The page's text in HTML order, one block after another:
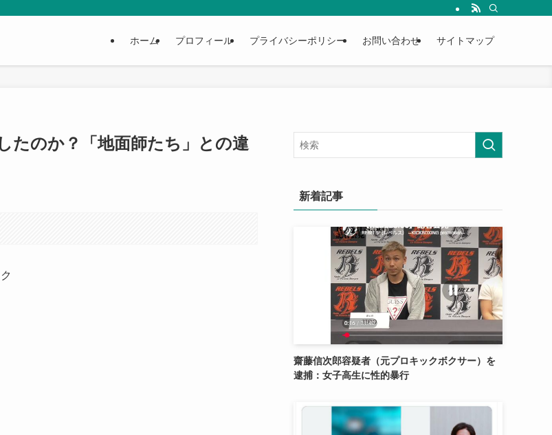
ホーム プロフィール プライバシーポリシー お問い合わせ サイトマップ
たのか？「地面師たち」との違
新着記事
齋藤信次郎容疑者（元プロキックボクサー）を
逮捕：女子高生に性的暴行